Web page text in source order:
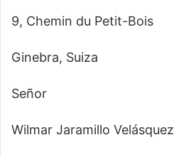
9, Chemin du Petit-Bois
Ginebra, Suiza
Señor
Wilmar Jaramillo Velásquez